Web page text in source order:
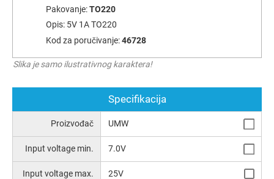
Pakovanje:TO220
Opis: 5V 1A TO220
Kod za poručivanje:46728
Slika je samo ilustrativnog karaktera!
Specifikacija
Proizvođač UMW
Input voltage min. 7.0V
Input voltage max. 25V